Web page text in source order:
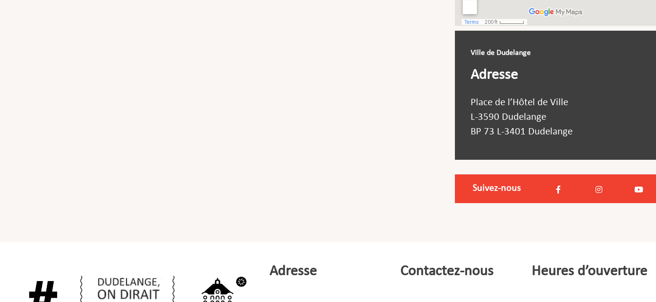
Ville de Dudelange
Adresse
Place de l’Hôtel de Ville
L-3590 Dudelange
BP 73 L-3401 Dudelange
Suivez-nous
Adresse Contactez-nous Heures d’ouverture